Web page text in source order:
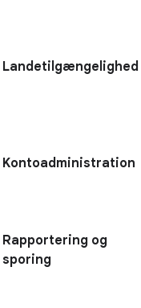
Landetilgængelighed
Kontoadministration
Rapportering og
sporing